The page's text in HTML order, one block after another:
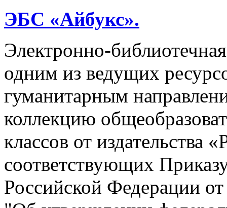
ЭБС «Айбукс».
Электронно-
одним из ведущих
гуманитарным
коллекцию
классов от издательства
соответствующих
Российской Федерации